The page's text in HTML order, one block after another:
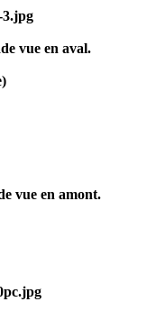
3.jpg
vue en aval.
vue en amont.